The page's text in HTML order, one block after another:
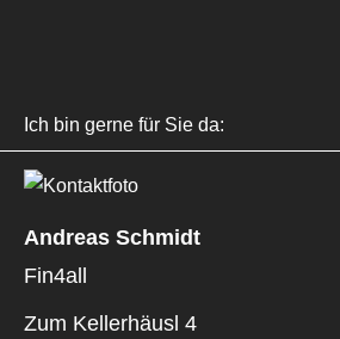
Ich bin gerne für Sie da:
Andreas Schmidt
Fin4all
Zum Kellerhäusl 4